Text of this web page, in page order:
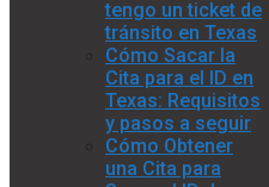
tengo un ticket de
tránsito en Texas
Cómo Sacar la
Cita para el ID en
Texas: Requisitos
y pasos a seguir
Cómo Obtener
una Cita para